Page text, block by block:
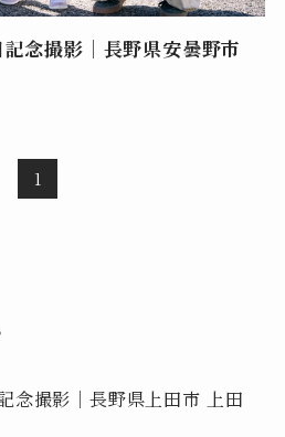
念撮影｜長野県安曇野市
1
念撮影｜長野県上田市 上田